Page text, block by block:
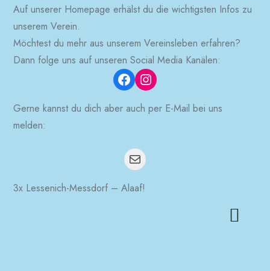
Auf unserer Homepage erhälst du die wichtigsten Infos zu
unserem Verein.
Möchtest du mehr aus unserem Vereinsleben erfahren?
Dann folge uns auf unseren Social Media Kanälen:
Facebook
Instagram
Gerne kannst du dich aber auch per E-Mail bei uns
melden:
Mail
3x Lessenich-Messdorf – Alaaf!